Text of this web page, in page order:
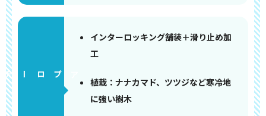
アプローチ
インターロッキング舗装＋滑り止め加
工
植栽：ナナカマド、ツツジなど寒冷地
に強い樹木